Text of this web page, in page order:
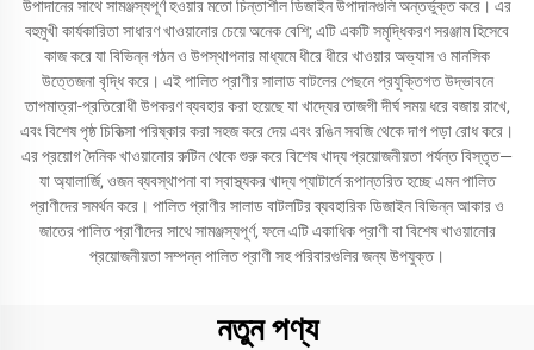
উপাদানের সাথে সামঞ্জস্যপূর্ণ হওয়ার মতো চিন্তাশীল ডিজাইন উপাদানগুলি অন্তর্ভুক্ত করে। এর
বহুমুখী কার্যকারিতা সাধারণ খাওয়ানোর চেয়ে অনেক বেশি; এটি একটি সমৃদ্ধিকরণ সরঞ্জাম হিসেবে
কাজ করে যা বিভিন্ন গঠন ও উপস্থাপনার মাধ্যমে ধীরে ধীরে খাওয়ার অভ্যাস ও মানসিক
উত্তেজনা বৃদ্ধি করে। এই পালিত প্রাণীর সালাড বাটলের পেছনে প্রযুক্তিগত উদ্ভাবনে
তাপমাত্রা-প্রতিরোধী উপকরণ ব্যবহার করা হয়েছে যা খাদ্যের তাজগী দীর্ঘ সময় ধরে বজায় রাখে,
এবং বিশেষ পৃষ্ঠ চিকিত্সা পরিষ্কার করা সহজ করে দেয় এবং রঙিন সবজি থেকে দাগ পড়া রোধ করে।
এর প্রয়োগ দৈনিক খাওয়ানোর রুটিন থেকে শুরু করে বিশেষ খাদ্য প্রয়োজনীয়তা পর্যন্ত বিস্তৃত—
যা অ্যালার্জি, ওজন ব্যবস্থাপনা বা স্বাস্থ্যকর খাদ্য প্যাটার্নে রূপান্তরিত হচ্ছে এমন পালিত
প্রাণীদের সমর্থন করে। পালিত প্রাণীর সালাড বাটলটির ব্যবহারিক ডিজাইন বিভিন্ন আকার ও
জাতের পালিত প্রাণীদের সাথে সামঞ্জস্যপূর্ণ, ফলে এটি একাধিক প্রাণী বা বিশেষ খাওয়ানোর
প্রয়োজনীয়তা সম্পন্ন পালিত প্রাণী সহ পরিবারগুলির জন্য উপযুক্ত।
নতুন পণ্য